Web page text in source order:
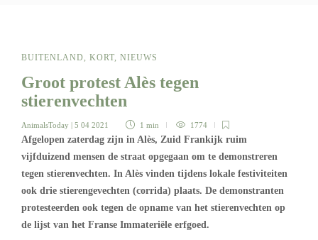
BUITENLAND, KORT, NIEUWS
Groot protest Alès tegen
stierenvechten
AnimalsToday | 5 04 2021 1 min 1774
Afgelopen zaterdag zijn in Alès, Zuid Frankijk ruim
vijfduizend mensen de straat opgegaan om te demonstreren
tegen stierenvechten. In Alès vinden tijdens lokale festiviteiten
ook drie stierengevechten (corrida) plaats. De demonstranten
protesteerden ook tegen de opname van het stierenvechten op
de lijst van het Franse Immateriële erfgoed.